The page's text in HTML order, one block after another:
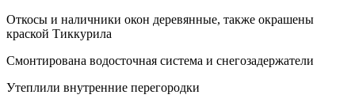
Откосы и наличники окон деревянные, также окрашены
краской Тиккурила
Смонтирована водосточная система и снегозадержатели
Утеплили внутренние перегородки